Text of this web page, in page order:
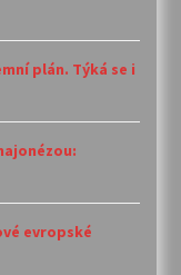
plán. Týká se i
evropské